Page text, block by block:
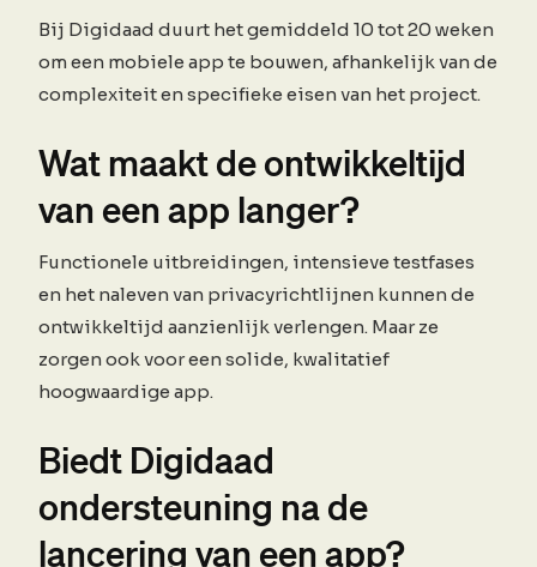
Bij Digidaad duurt het gemiddeld 10 tot 20 weken
om een mobiele app te bouwen, afhankelijk van de
complexiteit en specifieke eisen van het project.
Wat maakt de ontwikkeltijd
van een app langer?
Functionele uitbreidingen, intensieve testfases
en het naleven van privacyrichtlijnen kunnen de
ontwikkeltijd aanzienlijk verlengen. Maar ze
zorgen ook voor een solide, kwalitatief
hoogwaardige app.
Biedt Digidaad
ondersteuning na de
lancering van een app?